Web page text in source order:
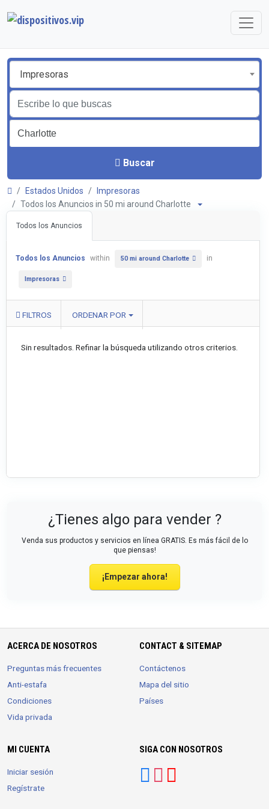
Impresoras
Buscar
Estados Unidos
Impresoras
Todos los Anuncios in 50 mi around Charlotte
Todos los Anuncios
Todos los Anuncios within 50 mi around Charlotte in
Impresoras
FILTROS ORDENAR POR
Sin resultados. Refinar la búsqueda utilizando otros criterios.
¿Tienes algo para vender ?
Venda sus productos y servicios en línea GRATIS. Es más fácil de lo
que piensas!
¡Empezar ahora!
ACERCA DE NOSOTROS
Preguntas más frecuentes
Anti-estafa
Condiciones
Vida privada
CONTACT & SITEMAP
Contáctenos
Mapa del sitio
Países
MI CUENTA
Iniciar sesión
Regístrate
SIGA CON NOSOTROS